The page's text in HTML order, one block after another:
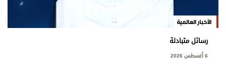
الأخبار العالمية
رسائل متبادلة
6 أغسطس 2026